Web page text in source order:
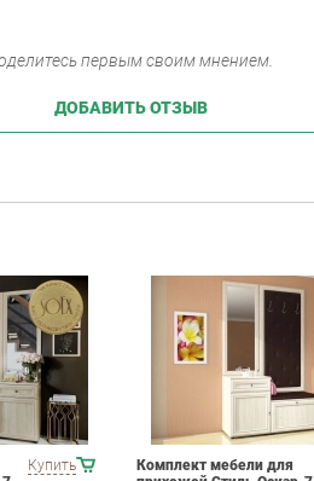
первым своим мнением.
ДОБАВИТЬ ОТЗЫВ
Купить
Комплект мебели для